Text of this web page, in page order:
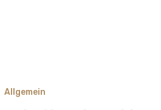
Allgemein